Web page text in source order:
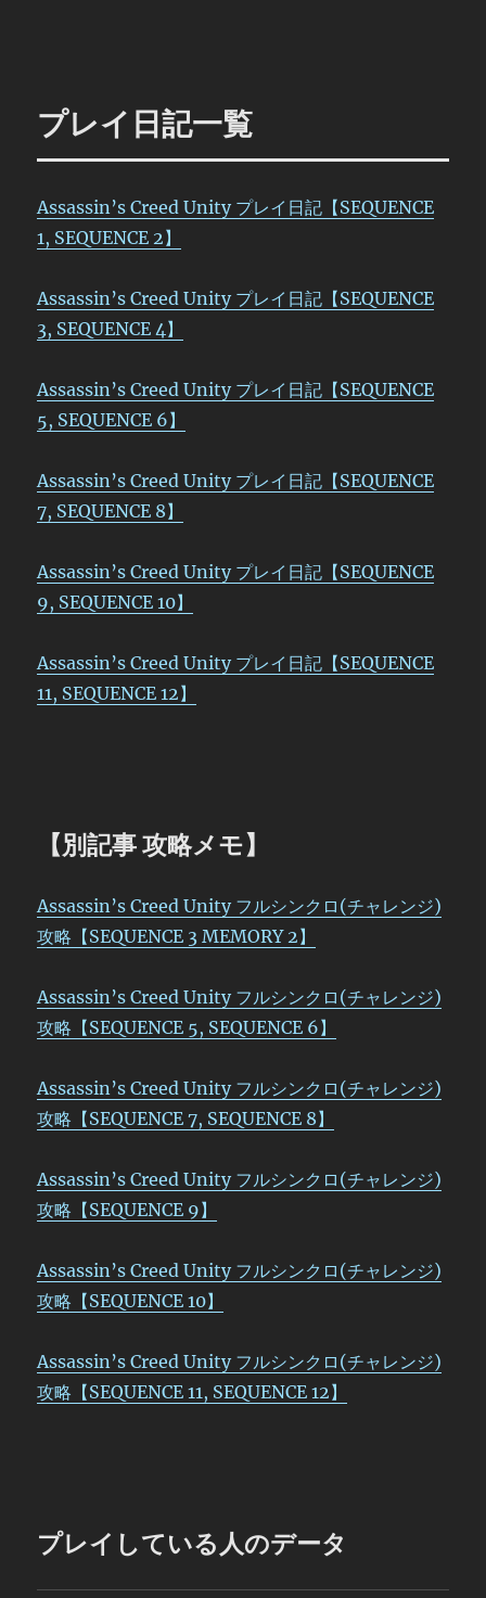
プレイ日記一覧
Assassin’s Creed Unity プレイ日記【SEQUENCE
1, SEQUENCE 2】
Assassin’s Creed Unity プレイ日記【SEQUENCE
3, SEQUENCE 4】
Assassin’s Creed Unity プレイ日記【SEQUENCE
5, SEQUENCE 6】
Assassin’s Creed Unity プレイ日記【SEQUENCE
7, SEQUENCE 8】
Assassin’s Creed Unity プレイ日記【SEQUENCE
9, SEQUENCE 10】
Assassin’s Creed Unity プレイ日記【SEQUENCE
11, SEQUENCE 12】
【別記事 攻略メモ】
Assassin’s Creed Unity フルシンクロ(チャレンジ)
攻略【SEQUENCE 3 MEMORY 2】
Assassin’s Creed Unity フルシンクロ(チャレンジ)
攻略【SEQUENCE 5, SEQUENCE 6】
Assassin’s Creed Unity フルシンクロ(チャレンジ)
攻略【SEQUENCE 7, SEQUENCE 8】
Assassin’s Creed Unity フルシンクロ(チャレンジ)
攻略【SEQUENCE 9】
Assassin’s Creed Unity フルシンクロ(チャレンジ)
攻略【SEQUENCE 10】
Assassin’s Creed Unity フルシンクロ(チャレンジ)
攻略【SEQUENCE 11, SEQUENCE 12】
プレイしている人のデータ